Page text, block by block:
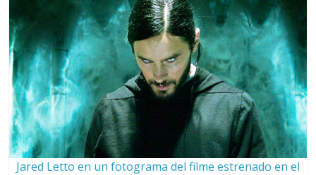
Jared Letto en un fotograma del filme estrenado en el